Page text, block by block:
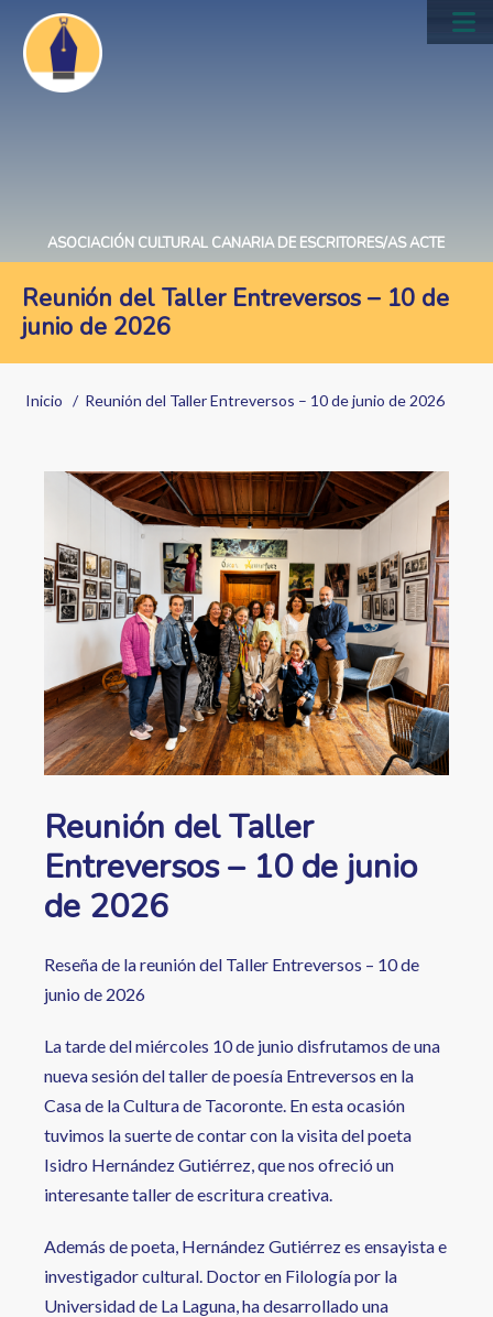
Pasar
contenido
principal
ASOCIACIÓN CULTURAL CANARIA DE ESCRITORES/AS ACTE
Reunión del Taller Entreversos – 10 de
junio de 2026
Sobrescribir
de
ayuda
la
navegación
Inicio Reunión del Taller Entreversos – 10 de junio de 2026
Image
Reunión del Taller
Entreversos – 10 de junio
de 2026
Reseña de la reunión del Taller Entreversos – 10 de
junio de 2026
La tarde del miércoles 10 de junio disfrutamos de una
nueva sesión del taller de poesía Entreversos en la
Casa de la Cultura de Tacoronte. En esta ocasión
tuvimos la suerte de contar con la visita del poeta
Isidro Hernández Gutiérrez, que nos ofreció un
interesante taller de escritura creativa.
Además de poeta, Hernández Gutiérrez es ensayista e
investigador cultural. Doctor en Filología por la
Universidad de La Laguna, ha desarrollado una